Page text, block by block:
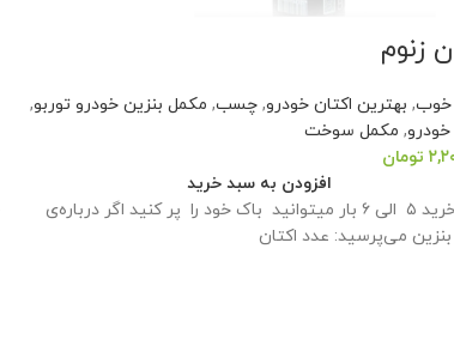
زنوم
خوب, بهترین اکتان خودرو, چسب, مکمل بنزین خودرو توربو,
, مکمل سوخت
تومان
افزودن به سبد خرید
با هر خرید ۵ الی ۶ بار میتوانید باک خود را پر کنید اگر درباره‌ی
بنزین می‌پرسید: عدد اکتان